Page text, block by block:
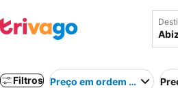
Filtros Preço em ordem crescente